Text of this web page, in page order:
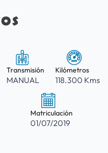
Transmisión
MANUAL
Kilómetros
118.300 Kms
Matriculación
01/07/2019